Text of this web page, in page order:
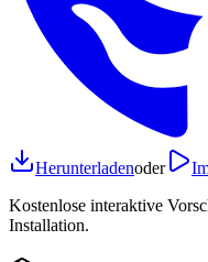
Herunterladenoder
Kostenlose interaktive
Installation.